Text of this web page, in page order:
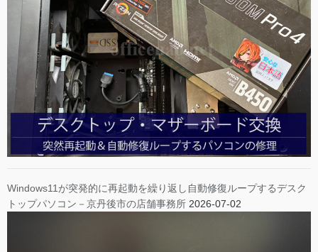
Windows11が突発的に再起動を繰り返し自動修復ループするデスク
トップパソコン－京丹後市の店舗事務所 2026-07-02